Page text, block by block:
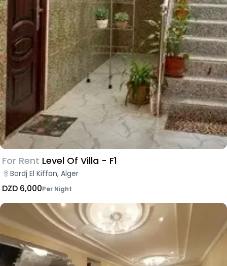
For Rent Level Of Villa - F1
Bordj El Kiffan, Alger
DZD 6,000Per Night